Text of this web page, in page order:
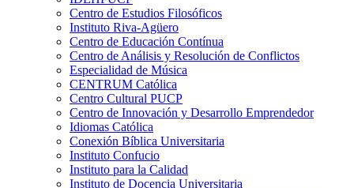
Centro de Estudios Filosóficos
Instituto Riva-Agüero
Centro de Educación Contínua
Centro de Análisis y Resolución de Conflictos
Especialidad de Música
CENTRUM Católica
Centro Cultural PUCP
Centro de Innovación y Desarrollo Emprendedor
Idiomas Católica
Conexión Bíblica Universitaria
Instituto Confucio
Instituto para la Calidad
Instituto de Docencia Universitaria